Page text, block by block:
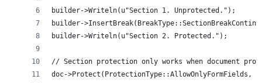
builder->Writeln(u"Section 1. Unprotected.");
builder-
builder->Writeln(u"Section 2. Protected.");
// Section protection only works when document
doc->Protect(ProtectionType::AllowOnlyFormFields,